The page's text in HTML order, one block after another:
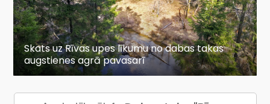
Skats uz Rīvas upes līkumu no dabas takas
augstienes agrā pavasarī